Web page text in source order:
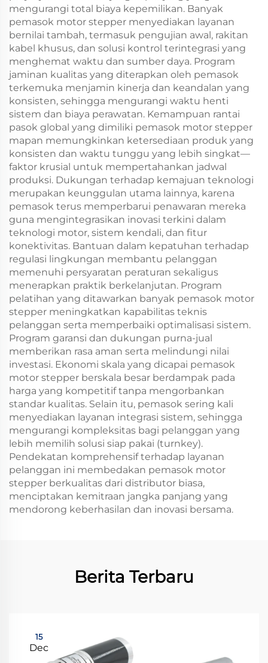
mengurangi total biaya kepemilikan. Banyak
pemasok motor stepper menyediakan layanan
bernilai tambah, termasuk pengujian awal, rakitan
kabel khusus, dan solusi kontrol terintegrasi yang
menghemat waktu dan sumber daya. Program
jaminan kualitas yang diterapkan oleh pemasok
terkemuka menjamin kinerja dan keandalan yang
konsisten, sehingga mengurangi waktu henti
sistem dan biaya perawatan. Kemampuan rantai
pasok global yang dimiliki pemasok motor stepper
mapan memungkinkan ketersediaan produk yang
konsisten dan waktu tunggu yang lebih singkat—
faktor krusial untuk mempertahankan jadwal
produksi. Dukungan terhadap kemajuan teknologi
merupakan keunggulan utama lainnya, karena
pemasok terus memperbarui penawaran mereka
guna mengintegrasikan inovasi terkini dalam
teknologi motor, sistem kendali, dan fitur
konektivitas. Bantuan dalam kepatuhan terhadap
regulasi lingkungan membantu pelanggan
memenuhi persyaratan peraturan sekaligus
menerapkan praktik berkelanjutan. Program
pelatihan yang ditawarkan banyak pemasok motor
stepper meningkatkan kapabilitas teknis
pelanggan serta memperbaiki optimalisasi sistem.
Program garansi dan dukungan purna-jual
memberikan rasa aman serta melindungi nilai
investasi. Ekonomi skala yang dicapai pemasok
motor stepper berskala besar berdampak pada
harga yang kompetitif tanpa mengorbankan
standar kualitas. Selain itu, pemasok sering kali
menyediakan layanan integrasi sistem, sehingga
mengurangi kompleksitas bagi pelanggan yang
lebih memilih solusi siap pakai (turnkey).
Pendekatan komprehensif terhadap layanan
pelanggan ini membedakan pemasok motor
stepper berkualitas dari distributor biasa,
menciptakan kemitraan jangka panjang yang
mendorong keberhasilan dan inovasi bersama.
Berita Terbaru
15
Dec